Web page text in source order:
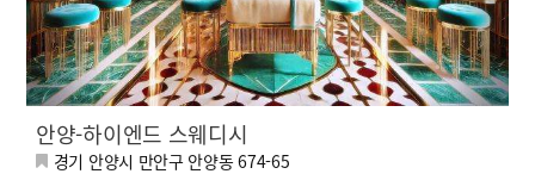
안양-하이엔드 스웨디시
경기 안양시 만안구 안양동 674-65